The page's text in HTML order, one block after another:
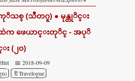
သစ္ (သီတဂူ) ● မုန္တုိင္း
က ဖေယာင္းတုိင္ - အပုိ
း (၂၀)
📅 2018-09-09
🔖Travelogue